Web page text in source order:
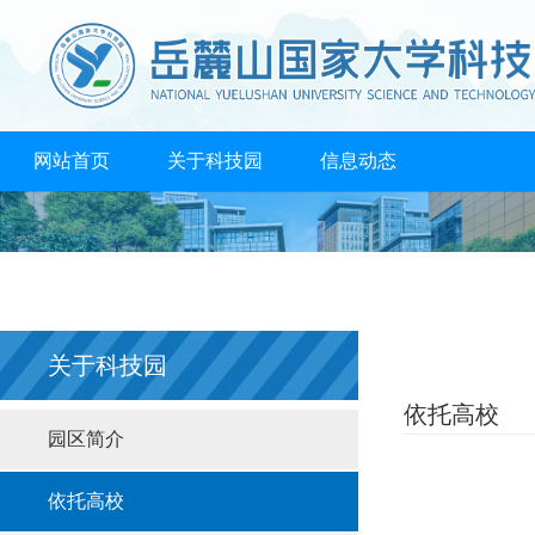
网站首页 关于科技园 信息动态
创业孵化 成果转化 人才培养
联系我们
关于科技园
园区简介
依托高校
依托高校